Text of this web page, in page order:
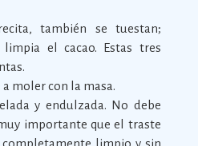
también se tuestan;
el cacao. Estas tres
moler con la masa.
y endulzada. No debe
importante que el traste
completamente limpio y sin